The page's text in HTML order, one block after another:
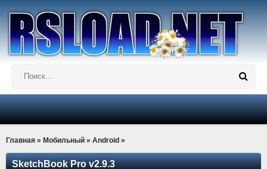
Главная » Мобильный » Android »
SketchBook Pro v2.9.3